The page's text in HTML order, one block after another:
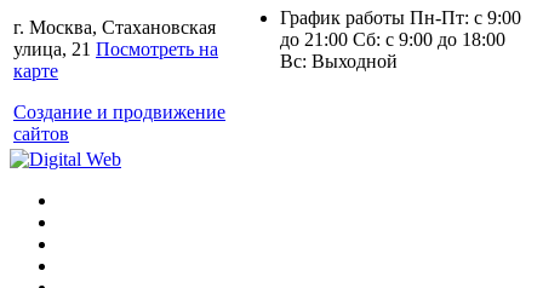
г. Москва, Стахановская
улица, 21 Посмотреть на
карте
Создание и продвижение
сайтов
График работы Пн-Пт: с 9:00
до 21:00 Сб: с 9:00 до 18:00
Вс: Выходной